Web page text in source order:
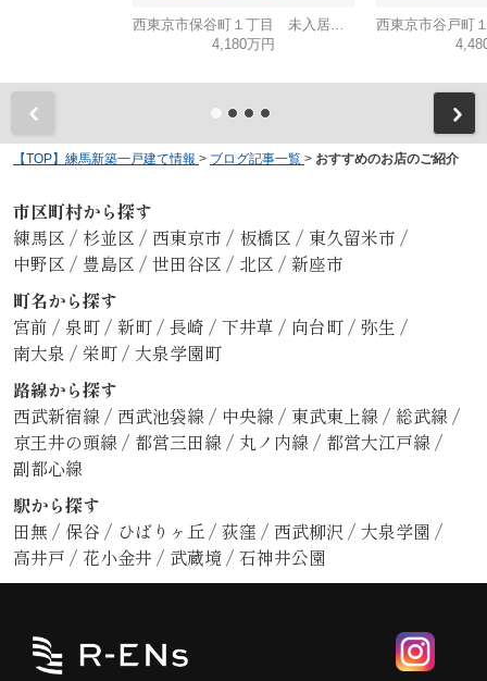
西東京市保谷町１丁目 未入居戸建て
4,180万円
【TOP】練馬新築一戸建て情報 > ブログ記事一覧 > おすすめのお店のご紹介
市区町村から探す
練馬区 / 杉並区 / 西東京市 / 板橋区 / 東久留米市 /
中野区 / 豊島区 / 世田谷区 / 北区 / 新座市
町名から探す
宮前 / 泉町/ 新町/ 長崎 / 下井草 / 向台町/ 弥生 /
南大泉 / 栄町/ 大泉学園町
路線から探す
西武新宿線/ 西武池袋線/ 中央線/ 東武東上線/ 総武線/
京王井の頭線/ 都営三田線/ 丸ノ内線/ 都営大江戸線/
副都心線
駅から探す
田無 / 保谷 / ひばりヶ丘/ 荻窪 / 西武柳沢 / 大泉学園 /
高井戸 / 花小金井 / 武蔵境/ 石神井公園